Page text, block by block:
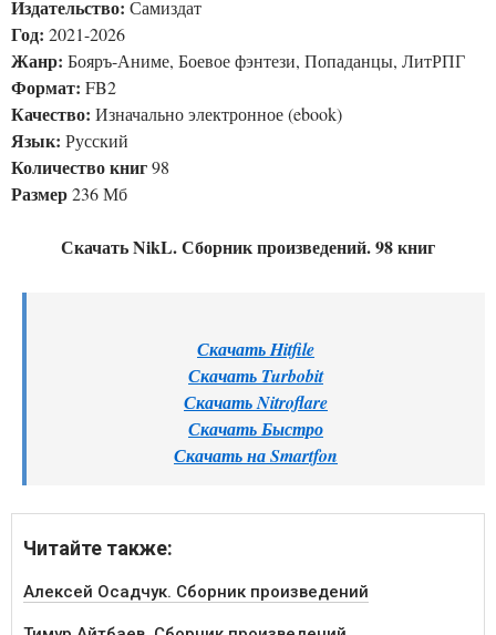
Издательство: Самиздат
Год: 2021-2026
Жанр: Бояръ-Аниме, Боевое фэнтези, Попаданцы, ЛитРПГ
Формат: FB2
Качество: Изначально электронное (ebook)
Язык: Русский
Количество книг98
Размер236 Мб
Скачать NikL. Сборник произведений. 98 книг
Скачать Hitfile
Скачать Turbobit
Скачать Nitroflare
Скачать Быстро
Скачать на Smartfon
Читайте также:
Алексей Осадчук. Сборник произведений